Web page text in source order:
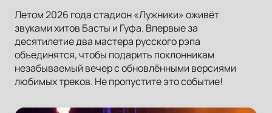
Летом 2026 года стадион «Лужники» оживёт
звуками хитов Басты и Гуфа. Впервые за
десятилетие два мастера русского рэпа
объединятся, чтобы подарить поклонникам
незабываемый вечер с обновлёнными версиями
любимых треков. Не пропустите это событие!